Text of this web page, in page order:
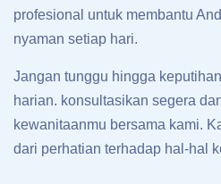
profesional untuk membantu
nyaman setiap hari.
Jangan tunggu hingga
harian. konsultasikan segera
kewanitaanmu bersama kami.
dari perhatian terhadap hal-hal